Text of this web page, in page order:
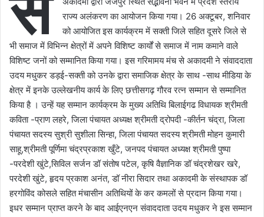
राज्य अलंकरण का आयोजन किया गया। 26 अक्टूबर, शनिवार
को आयोजित इस कार्यक्रम में सक्ती जिले सहित दूसरे जिले से
भी समाज में विभिन्न क्षेत्रों में अपने विशिष्ट कार्यों से समाज में नाम कमाने वाले
विशिष्ट जनों को सम्मानित किया गया। इस गरिमामय मंच से अकादमी ने संवाददाता
उदय मधुकर डड़ई-सक्ती को उनके द्वारा समाजिक क्षेत्र के साथ -साथ मीडिया के
क्षेत्र में इनके उल्लेखनीय कार्य के लिए छत्तीसगढ़ गौरव रत्न सम्मान से सम्मानित
किया है । उन्हें यह सम्मान कार्यक्रम के मुख्य अतिथि बिलाईगढ विधायक श्रीमती
कविता -प्राण लहरे, जिला पंचायत अध्यक्ष श्रीमती द्रोपदी -कीर्तन चंद्रा, जिला
पंचायत सदस्य सुश्री सुशीला सिन्हा, जिला पंचायत सदस्य श्रीमती मोहन कुमारी
साहू,श्रीमती पूर्णिमा चंद्रप्रकाश खुँटे, जनपद पंचायत अध्यक्ष श्रीमती पुष्पा
-परदेशी खुंटे,सिविल सर्जन डॉ संतोष पटेल, कृषि वैज्ञानिक डॉ चंद्रशेखर खरे,
परदेशी खुंटे, हृदय प्रकाश अनंत, डॉ नीरा सिदार तथा अकादमी के संस्थापक डॉ
हरगोविंद कोसले सहित मंचासीन अतिथियों के कर कमलों से प्रदान किया गया।
इधर सम्मान प्राप्त करने के बाद आईएनएन संवाददाता उदय मधुकर ने इस सम्मान